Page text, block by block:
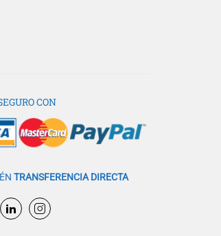
CON
TRANSFERENCIA DIRECTA